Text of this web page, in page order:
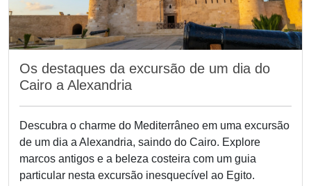
Os destaques da excursão de um dia do
Cairo a Alexandria
Descubra o charme do Mediterrâneo em uma excursão
de um dia a Alexandria, saindo do Cairo. Explore
marcos antigos e a beleza costeira com um guia
particular nesta excursão inesquecível ao Egito.